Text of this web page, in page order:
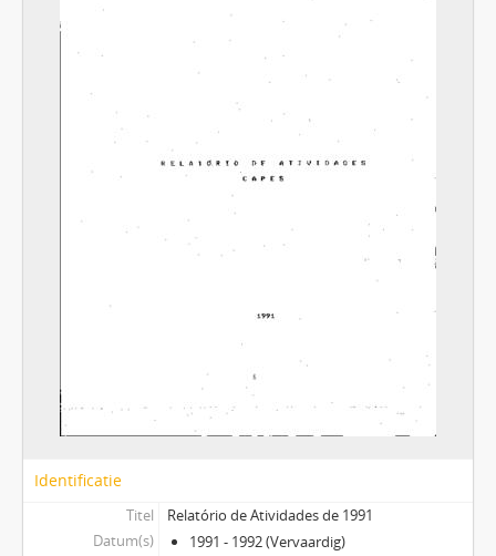
Identificatie
Titel
Relatório de Atividades de 1991
Datum(s)
1991 - 1992 (Vervaardig)